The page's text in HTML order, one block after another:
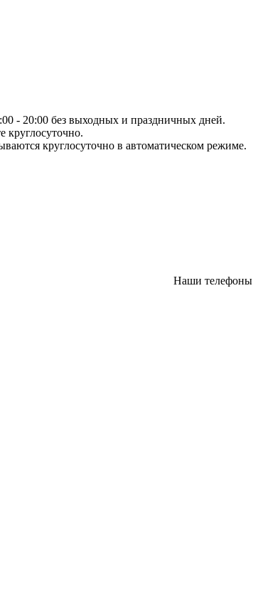
- 20:00 без выходных и праздничных дней.
круглосуточно.
круглосуточно в автоматическом режиме.
Наши телефоны